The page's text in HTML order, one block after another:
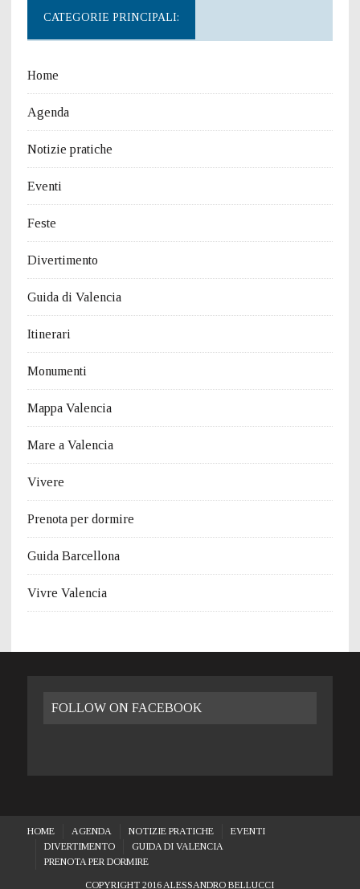
CATEGORIE PRINCIPALI:
Home
Agenda
Notizie pratiche
Eventi
Feste
Divertimento
Guida di Valencia
Itinerari
Monumenti
Mappa Valencia
Mare a Valencia
Vivere
Prenota per dormire
Guida Barcellona
Vivre Valencia
FOLLOW ON FACEBOOK
HOME AGENDA NOTIZIE PRATICHE
EVENTI
DIVERTIMENTO
GUIDA DI VALENCIA
PRENOTA PER DORMIRE
COPYRIGHT 2016 ALESSANDRO BELLUCCI